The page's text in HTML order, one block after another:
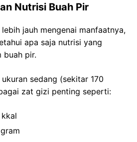
Nutrisi Buah Pir
jauh mengenai manfaatnya,
apa saja nutrisi yang
buah pir.
sedang (sekitar 170
zat gizi penting seperti: